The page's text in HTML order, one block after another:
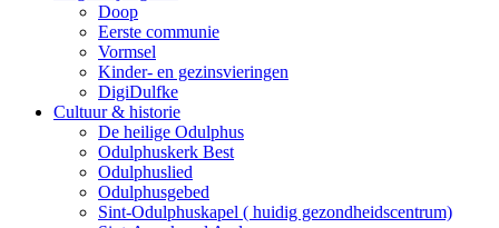
Doop
Eerste communie
Vormsel
Kinder- en gezinsvieringen
DigiDulfke
Cultuur & historie
De heilige Odulphus
Odulphuskerk Best
Odulphuslied
Odulphusgebed
Sint-Odulphuskapel ( huidig gezondheidscentrum)